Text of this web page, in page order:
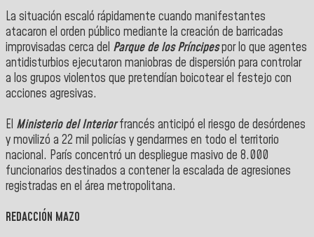
La situación escaló rápidamente cuando manifestantes
atacaron el orden público mediante la creación de barricadas
improvisadas cerca del Parque de los Príncipespor lo que agentes
antidisturbios ejecutaron maniobras de dispersión para controlar
a los grupos violentos que pretendían boicotear el festejo con
acciones agresivas.
El Ministerio del Interiorfrancés anticipó el riesgo de desórdenes
y movilizó a 22 mil policías y gendarmes en todo el territorio
nacional. París concentró un despliegue masivo de 8.000
funcionarios destinados a contener la escalada de agresiones
registradas en el área metropolitana.
REDACCIÓN MAZO